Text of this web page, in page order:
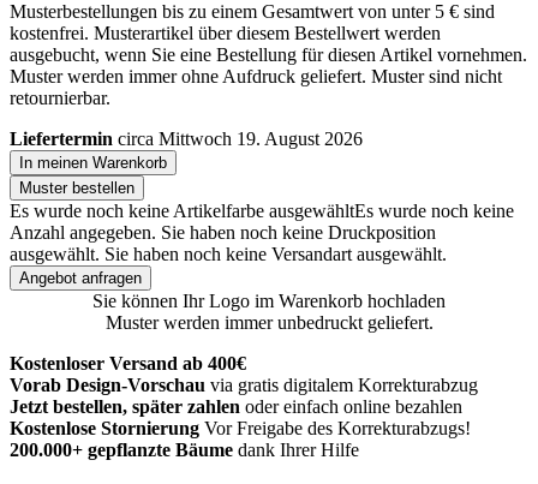
Musterbestellungen bis zu einem Gesamtwert von unter 5 € sind
kostenfrei. Musterartikel über diesem Bestellwert werden
ausgebucht, wenn Sie eine Bestellung für diesen Artikel vornehmen.
Muster werden immer ohne Aufdruck geliefert. Muster sind nicht
retournierbar.
Liefertermin circa Mittwoch 19. August 2026
In meinen Warenkorb
Muster bestellen
Es wurde noch keine Artikelfarbe ausgewähltEs wurde noch keine
Anzahl angegeben. Sie haben noch keine Druckposition
ausgewählt. Sie haben noch keine Versandart ausgewählt.
Angebot anfragen
Sie können Ihr Logo im Warenkorb hochladen
Muster werden immer unbedruckt geliefert.
Kostenloser Versand ab 400€
Vorab Design-Vorschau via gratis digitalem Korrekturabzug
Jetzt bestellen, später zahlen oder einfach online bezahlen
Kostenlose Stornierung Vor Freigabe des Korrekturabzugs!
200.000+ gepflanzte Bäume dank Ihrer Hilfe